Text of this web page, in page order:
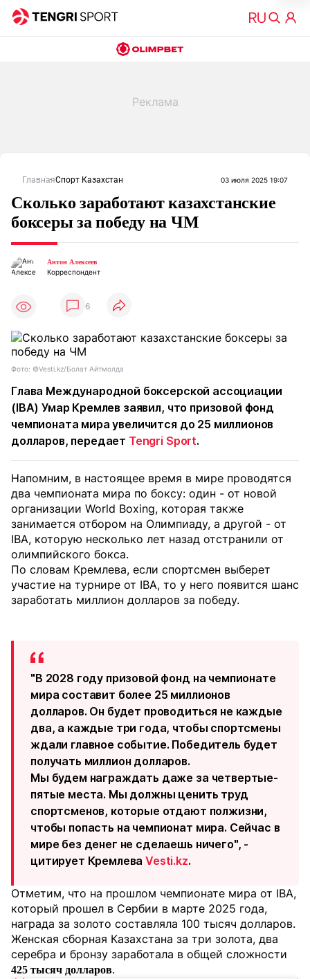
ГлавнаяСпорт Казахстан 03 июля 2025 19:07
Сколько заработают казахстанские
боксеры за победу на ЧМ
Антон Алексеев
Корреспондент
6
Фото: ©Vesti.kz/Болат Айтмолда
Глава Международной боксерской ассоциации
(IBA) Умар Кремлев заявил, что призовой фонд
чемпионата мира увеличится до 25 миллионов
долларов, передает Tengri Sport.
Напомним, в настоящее время в мире проводятся
два чемпионата мира по боксу: один - от новой
организации World Boxing, которая также
занимается отбором на Олимпиаду, а другой - от
IBA, которую несколько лет назад отстранили от
олимпийского бокса.
По словам Кремлева, если спортсмен выберет
участие на турнире от IBA, то у него появится шанс
заработать миллион долларов за победу.
"В 2028 году призовой фонд на чемпионате
мира составит более 25 миллионов
долларов. Он будет проводиться не каждые
два, а каждые три года, чтобы спортсмены
ждали главное событие. Победитель будет
получать миллион долларов.
Мы будем награждать даже за четвертые-
пятые места. Мы должны ценить труд
спортсменов, которые отдают полжизни,
чтобы попасть на чемпионат мира. Сейчас в
мире без денег не сделаешь ничего", -
цитирует КремлеваVesti.kz.
Отметим, что на прошлом чемпионате мира от IBA,
который прошел в Сербии в марте 2025 года,
награда за золото составляла 100 тысяч долларов.
Женская сборная Казахстана за три золота, два
серебра и бронзу заработала в общей сложности
425 тысяч долларов.